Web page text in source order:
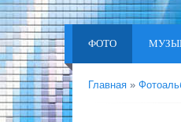
ФОТО
Главная »